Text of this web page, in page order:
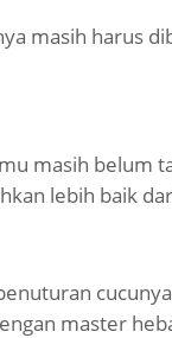
masih harus
masih belum
lebih baik
master